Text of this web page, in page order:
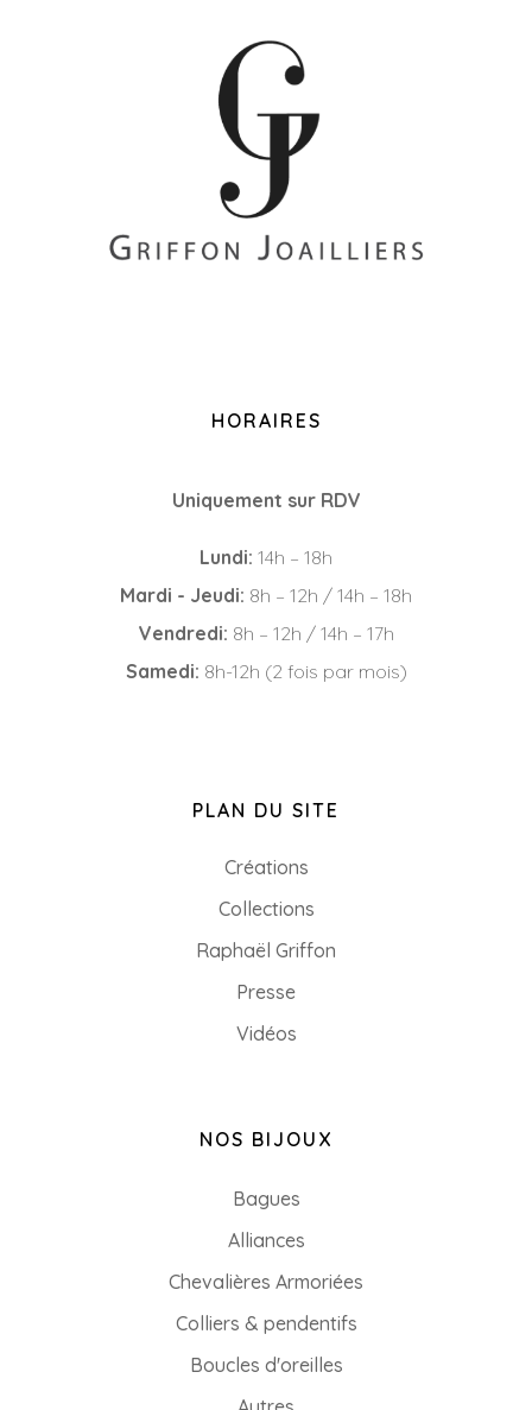
HORAIRES
Uniquement sur RDV
Lundi: 14h – 18h
Mardi - Jeudi: 8h – 12h / 14h – 18h
Vendredi: 8h – 12h / 14h – 17h
Samedi: 8h-12h (2 fois par mois)
PLAN DU SITE
Créations
Collections
Raphaël Griffon
Presse
Vidéos
NOS BIJOUX
Bagues
Alliances
Chevalières Armoriées
Colliers & pendentifs
Boucles d'oreilles